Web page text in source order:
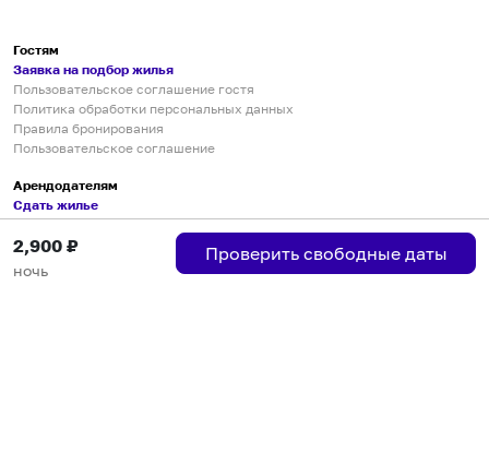
2,900 ₽
ночь
Проверить свободные даты
Гостям
Заявка на подбор жилья
Пользовательское соглашение гостя
Политика обработки персональных данных
Правила бронирования
Пользовательское соглашение
Арендодателям
Сдать жилье
Пользовательское соглашение
Правила публикации объявлений